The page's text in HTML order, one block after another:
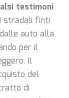
testimoni
stradali finti
auto alla
per il
Il
del
di